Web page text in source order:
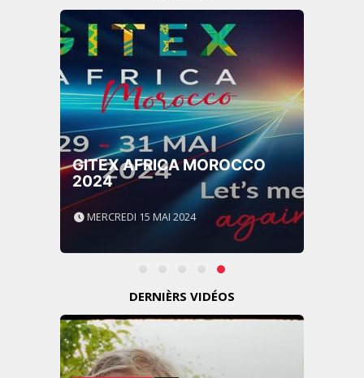
GITEX AFRICA MOROCCO
2024
MERCREDI 15 MAI 2024
DERNIÈRS VIDÉOS